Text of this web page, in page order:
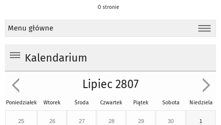
O stronie
Menu główne
Kalendarium
Lipiec 2807
Poniedziałek Wtorek Środa Czwartek Piątek Sobota Niedziela
25 26 27 28 29 30 1